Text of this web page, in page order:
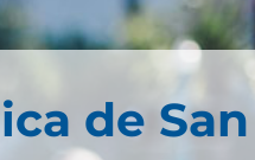
de San